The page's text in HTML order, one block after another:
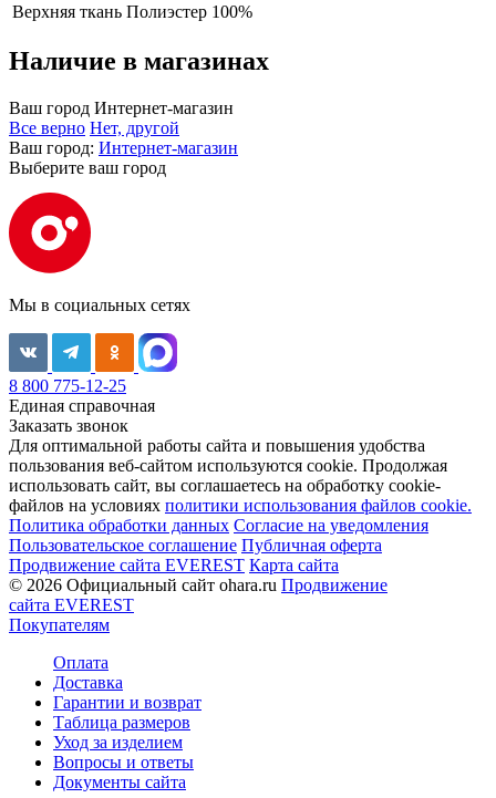
Верхняя ткань Полиэстер 100%
Наличие в магазинах
Ваш город Интернет-магазин
Все верно Нет, другой
Ваш город: Интернет-магазин
Выберите ваш город
Мы в социальных сетях
8 800 775-12-25
Единая справочная
Заказать звонок
Для оптимальной работы сайта и повышения удобства
пользования веб-сайтом используются cookie. Продолжая
использовать сайт, вы соглашаетесь на обработку cookie-
файлов на условиях политики использования файлов cookie.
Политика обработки данных Согласие на уведомления
Пользовательское соглашение Публичная оферта
Продвижение сайта EVEREST Карта сайта
© 2026 Официальный сайт ohara.ru Продвижение
сайта EVEREST
Покупателям
Оплата
Доставка
Гарантии и возврат
Таблица размеров
Уход за изделием
Вопросы и ответы
Документы сайта